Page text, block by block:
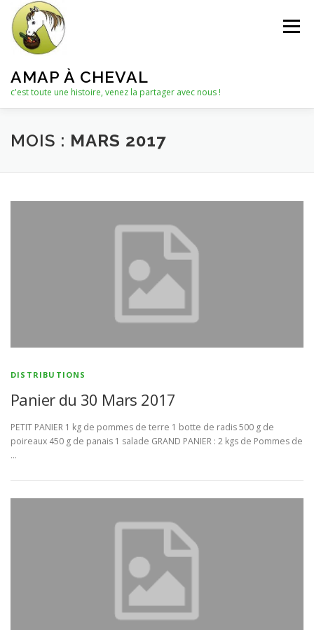
contenu
AMAP À CHEVAL
c'est toute une histoire, venez la partager avec nous !
Menu
QUI SOMMES-NOUS ?
NOTRE PARTENAIRE
LES AUTRES PRODUITS
MOIS : MARS 2017
DISTRIBUTIONS
Panier du 30 Mars 2017
PETIT PANIER 1 kg de pommes de terre 1 botte de radis 500 g de
poireaux 450 g de panais 1 salade GRAND PANIER : 2 kgs de Pommes de
…